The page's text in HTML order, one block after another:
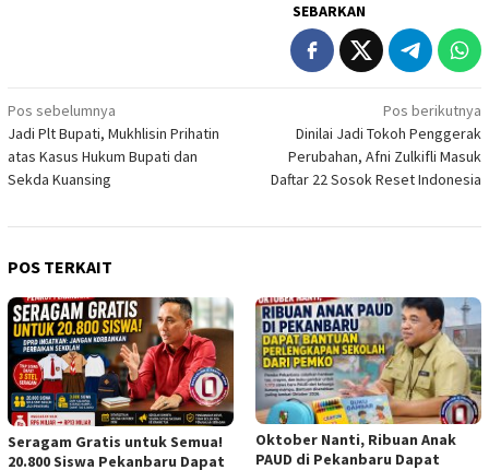
SEBARKAN
Navigasi
pos
Pos sebelumnya
Jadi Plt Bupati, Mukhlisin Prihatin
atas Kasus Hukum Bupati dan
Sekda Kuansing
Pos berikutnya
Dinilai Jadi Tokoh Penggerak
Perubahan, Afni Zulkifli Masuk
Daftar 22 Sosok Reset Indonesia
POS TERKAIT
Seragam Gratis untuk Semua!
20.800 Siswa Pekanbaru Dapat
Oktober Nanti, Ribuan Anak
PAUD di Pekanbaru Dapat